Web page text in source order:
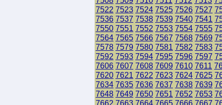
7522 7523 7524 7525 7526 7527
7536 7537 7538 7539 7540 7541
7550 7551 7552 7553 7554 7555
7564 7565 7566 7567 7568 7569
7578 7579 7580 7581 7582 7583
7592 7593 7594 7595 7596 7597
7606 7607 7608 7609 7610 7611
7620 7621 7622 7623 7624 7625
7634 7635 7636 7637 7638 7639
7648 7649 7650 7651 7652 7653
7662 7663 7664 7665 7666 7667